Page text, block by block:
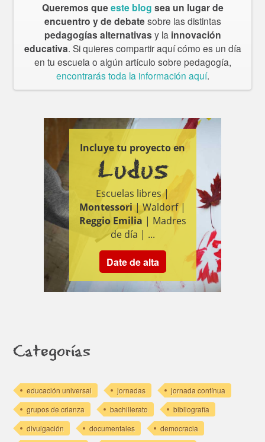
Queremos queeste blog sea un lugar de
encuentro y de debatesobre las distintas
pedagogías alternativas y la innovación
educativa. Si quieres compartir aquí cómo es un día
en tu escuela o algún artículo sobre pedagogía,
encontrarás toda la información aquí.
Incluye tu proyecto en
Ludus
Escuelas libres |
Montessori| Waldorf |
Reggio Emilia | Madres
de día | ...
Date de alta
Categorías
educación universal jornadas
jornada contínua
grupos de crianza
bachillerato
bibliografía
divulgación
documentales
democracia